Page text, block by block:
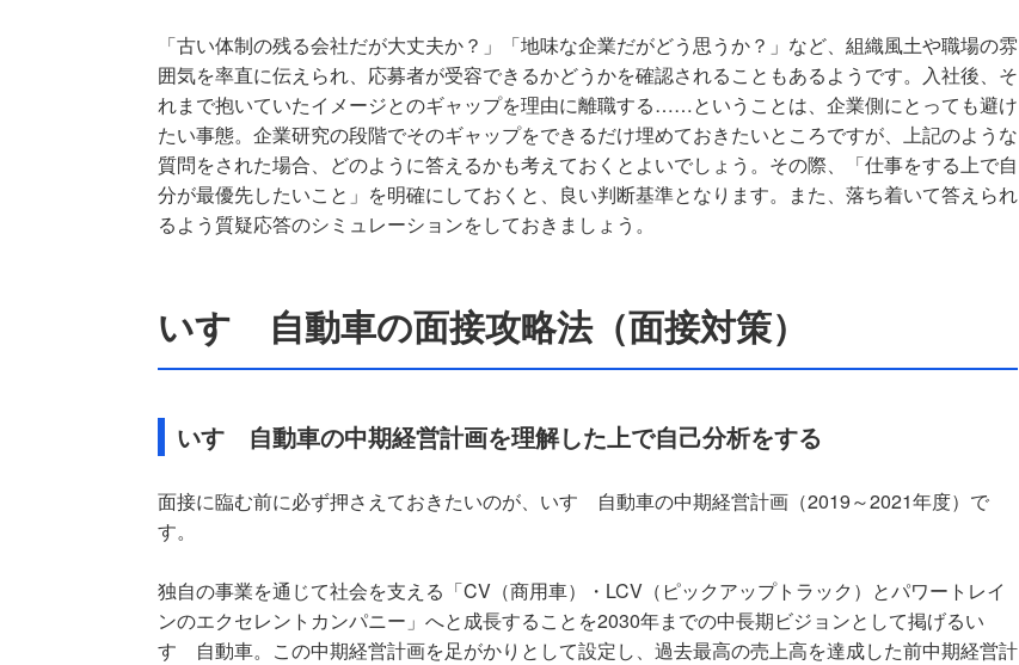
「古い体制の残る会社だが大丈夫か？」「地味な企業だがどう思うか？」など、組織風土や職場の雰
囲気を率直に伝えられ、応募者が受容できるかどうかを確認されることもあるようです。入社後、そ
れまで抱いていたイメージとのギャップを理由に離職する……ということは、企業側にとっても避け
たい事態。企業研究の段階でそのギャップをできるだけ埋めておきたいところですが、上記のような
質問をされた場合、どのように答えるかも考えておくとよいでしょう。その際、「仕事をする上で自
分が最優先したいこと」を明確にしておくと、良い判断基準となります。また、落ち着いて答えられ
るよう質疑応答のシミュレーションをしておきましょう。
いすゞ自動車の面接攻略法（面接対策）
いすゞ自動車の中期経営計画を理解した上で自己分析をする
面接に臨む前に必ず押さえておきたいのが、いすゞ自動車の中期経営計画（2019～2021年度）で
す。
独自の事業を通じて社会を支える「CV（商用車）・LCV（ピックアップトラック）とパワートレイ
ンのエクセレントカンパニー」へと成長することを2030年までの中長期ビジョンとして掲げるい
すゞ自動車。この中期経営計画を足がかりとして設定し、過去最高の売上高を達成した前中期経営計